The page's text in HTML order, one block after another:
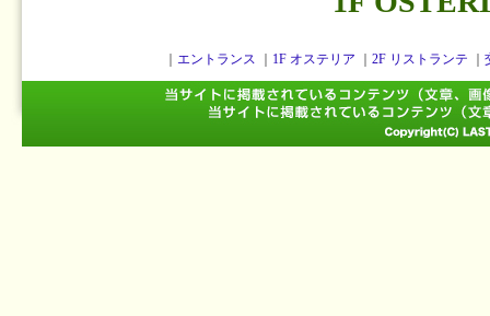
エントランス 1F オステリア 2F リストランテ